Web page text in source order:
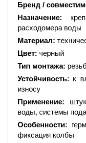
Бренд /
Назначение:
расходомера воды
Материал:
Цвет: черный
Тип монтажа:
Устойчивость: к
износу
Применение:
воды, системы
Особенности:
фиксация колбы